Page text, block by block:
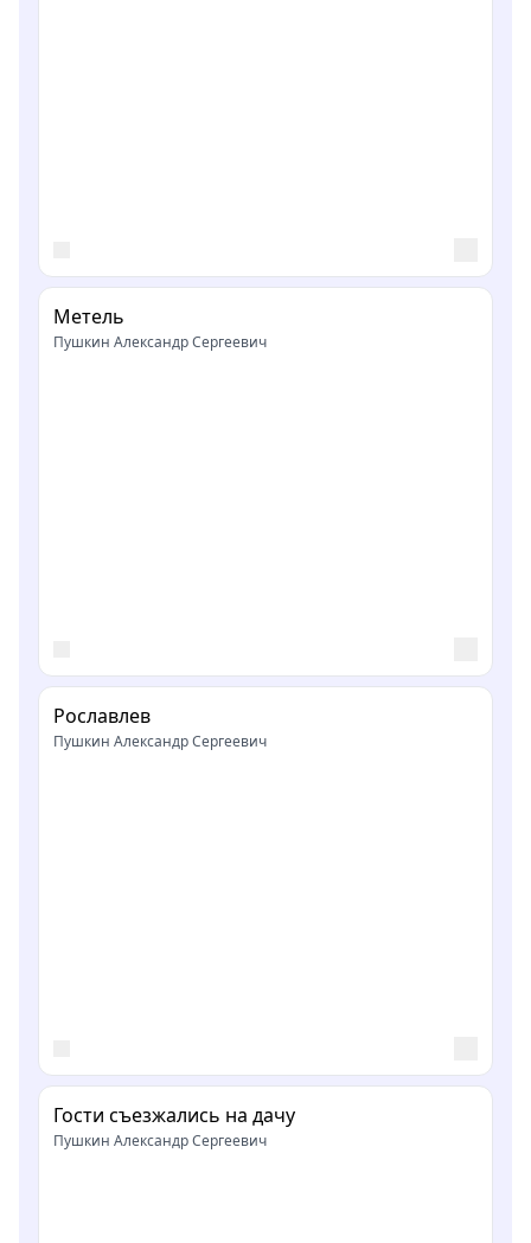
Метель
Пушкин Александр Сергеевич
Рославлев
Пушкин Александр Сергеевич
Гости съезжались на дачу
Пушкин Александр Сергеевич